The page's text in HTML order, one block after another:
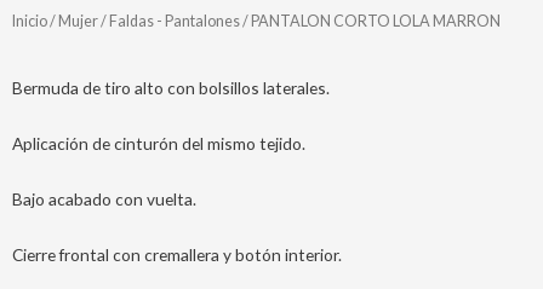
Inicio/ Mujer/ Faldas - Pantalones/ PANTALON CORTO LOLA MARRON
Bermuda de tiro alto con bolsillos laterales.
Aplicación de cinturón del mismo tejido.
Bajo acabado con vuelta.
Cierre frontal con cremallera y botón interior.